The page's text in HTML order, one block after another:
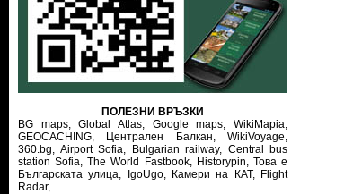
ПОЛЕЗНИ ВРЪЗКИ
BG maps,
Global Atlas, Google maps,
WikiMapia,
GEOCACHING,
Централен Балкан,
WikiVoyage,
360.bg, Airport Sofia, Bulgarian railway, Central bus
station Sofia, The World Fastbook, Historypin, Това е
Българската улица,
IgoUgo, Камери на КАТ, Flight
Radar,